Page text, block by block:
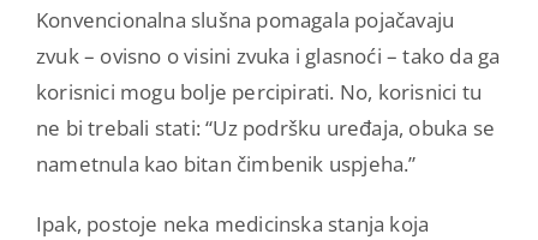
Konvencionalna slušna pomagala pojačavaju
zvuk – ovisno o visini zvuka i glasnoći – tako da ga
korisnici mogu bolje percipirati. No, korisnici tu
ne bi trebali stati: “Uz podršku uređaja, obuka se
nametnula kao bitan čimbenik uspjeha.”
Ipak, postoje neka medicinska stanja koja